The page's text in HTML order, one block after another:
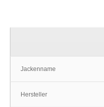
Jackenname
Hersteller